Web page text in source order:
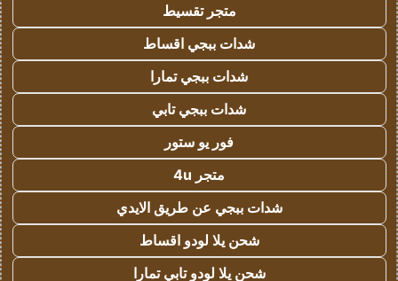
متجر تقسيط
شدات ببجي اقساط
شدات ببجي تمارا
شدات ببجي تابي
فور يو ستور
متجر 4u
شدات ببجي عن طريق الايدي
شحن يلا لودو اقساط
شحن يلا لودو تابي تمارا